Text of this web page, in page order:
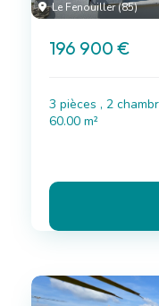
Le Fenouiller (85)
196 900 €
3 pièces , 2
60.00 m²